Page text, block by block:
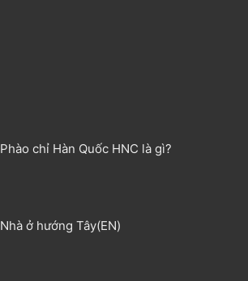
Phào chỉ Hàn Quốc HNC là gì?
Nhà ở hướng Tây(EN)